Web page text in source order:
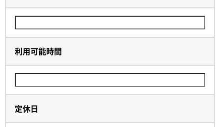
利用可能時間
定休日